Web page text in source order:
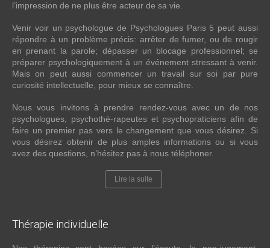
l’impression de ne plus être acteur de sa vie.
Venir voir un psychologue de Psychologues Paris 5 peut aussi
répondre à un problème précis: arrêter de fumer, ou de rougir
en prenant la parole; dépasser un blocage professionnel; se
préparer psychologiquement à un événement stressant à venir.
Mais on peut aussi commencer un travail sur soi par pure
curiosité intellectuelle, pour mieux se connaître.
Nous vous invitons à prendre rendez-vous avec un de nos
psychologues, psychothé-rapeutes et psychopraticiens afin de
faire un premier pas vers le changement que vous désirez. Si
vous désirez obtenir de plus amples informations ou si vous
avez des questions, n’hésitez pas à nous téléphoner.
Lire la suite
Thérapie individuelle